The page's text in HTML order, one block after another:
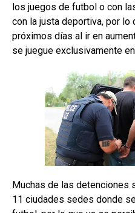
los juegos de futbol o con
con la justa deportiva, por
próximos días al ir en
se juegue exclusivamente
Muchas de las detenciones
11 ciudades sedes donde